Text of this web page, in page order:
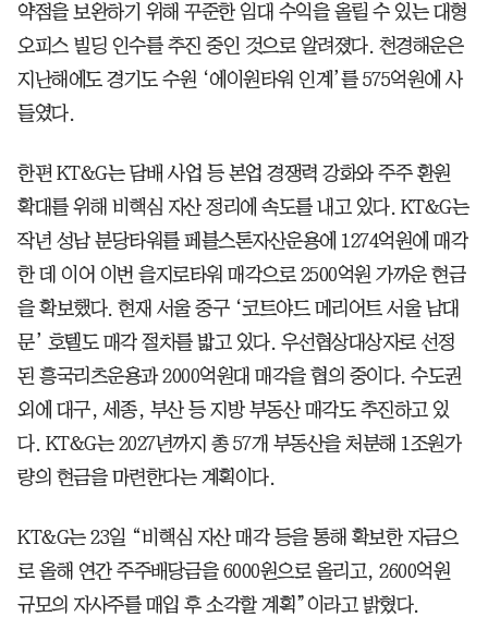
약점을 보완하기 위해 꾸준한 임대 수익을 올릴 수 있는 대형
오피스 빌딩 인수를 추진 중인 것으로 알려졌다. 천경해운은
지난해에도 경기도 수원 ‘에이원타워 인계’를 575억원에 사
들였다.
한편 KT&G는 담배 사업 등 본업 경쟁력 강화와 주주 환원
확대를 위해 비핵심 자산 정리에 속도를 내고 있다. KT&G는
작년 성남 분당타워를 페블스톤자산운용에 1274억원에 매각
한 데 이어 이번 을지로타워 매각으로 2500억원 가까운 현금
을 확보했다. 현재 서울 중구 ‘코트야드 메리어트 서울 남대
문’ 호텔도 매각 절차를 밟고 있다. 우선협상대상자로 선정
된 흥국리츠운용과 2000억원대 매각을 협의 중이다. 수도권
외에 대구, 세종, 부산 등 지방 부동산 매각도 추진하고 있
다. KT&G는 2027년까지 총 57개 부동산을 처분해 1조원가
량의 현금을 마련한다는 계획이다.
KT&G는 23일 “비핵심 자산 매각 등을 통해 확보한 자금으
로 올해 연간 주주배당금을 6000원으로 올리고, 2600억원
규모의 자사주를 매입 후 소각할 계획”이라고 밝혔다.